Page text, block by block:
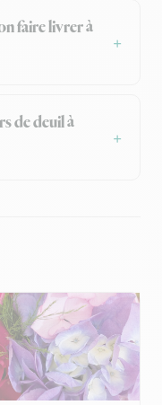
faire livrer à
de deuil à